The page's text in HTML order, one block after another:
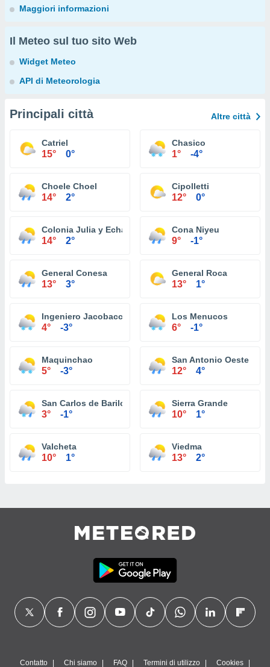
Maggiori informazioni
Il Meteo sul tuo sito Web
Widget Meteo
API di Meteorologia
Principali città Altre città
Catriel
15° 0°
Chasico
1° -4°
Choele Choel
14° 2°
Cipolletti
12° 0°
Colonia Julia y Echarren
14° 2°
Cona Niyeu
9° -1°
General Conesa
13° 3°
General Roca
13° 1°
Ingeniero Jacobacci
4° -3°
Los Menucos
6° -1°
Maquinchao
5° -3°
San Antonio Oeste
12° 4°
San Carlos de Bariloche
3° -1°
Sierra Grande
10° 1°
Valcheta
10° 1°
Viedma
13° 2°
Contatto Chi siamo FAQ Termini di utilizzo Cookies